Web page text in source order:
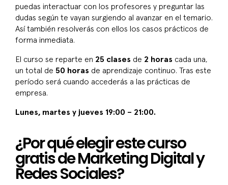
puedas interactuar con los profesores y preguntar las
dudas según te vayan surgiendo al avanzar en el temario.
Así también resolverás con ellos los casos prácticos de
forma inmediata.
El curso se reparte en 25 clases de 2 horas cada una,
un total de 50 horas de aprendizaje continuo. Tras este
período será cuando accederás a las prácticas de
empresa.
Lunes, martes y jueves 19:00 – 21:00.
¿Por qué elegir este curso
gratis de Marketing Digital y
Redes Sociales?